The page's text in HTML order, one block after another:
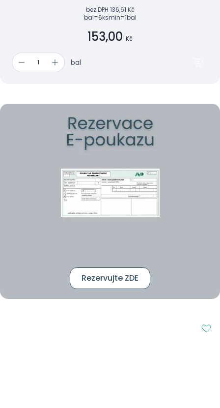
bez DPH 136,61 Kč
bal=6ksmin=1bal
153,00 Kč
bal
Rezervujte ZDE